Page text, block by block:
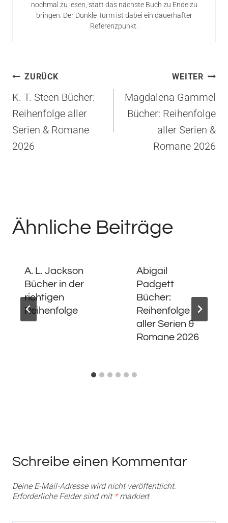
nochmal zu lesen, statt das nächste Buch zu Ende zu
bringen. Der Dunkle Turm ist dabei ein dauerhafter
Referenzpunkt.
Beitragsnavigation
ZURÜCK
K. T. Steen Bücher:
Reihenfolge aller
Serien & Romane
2026
WEITER
Magdalena Gammel
Bücher: Reihenfolge
aller Serien &
Romane 2026
Ähnliche Beiträge
A. L. Jackson
Bücher in der
richtigen
Reihenfolge
Abigail
Padgett
Bücher:
Reihenfolge
aller Serien &
Romane 2026
Schreibe einen Kommentar
Deine E-Mail-Adresse wird nicht veröffentlicht.
Erforderliche Felder sind mit *markiert